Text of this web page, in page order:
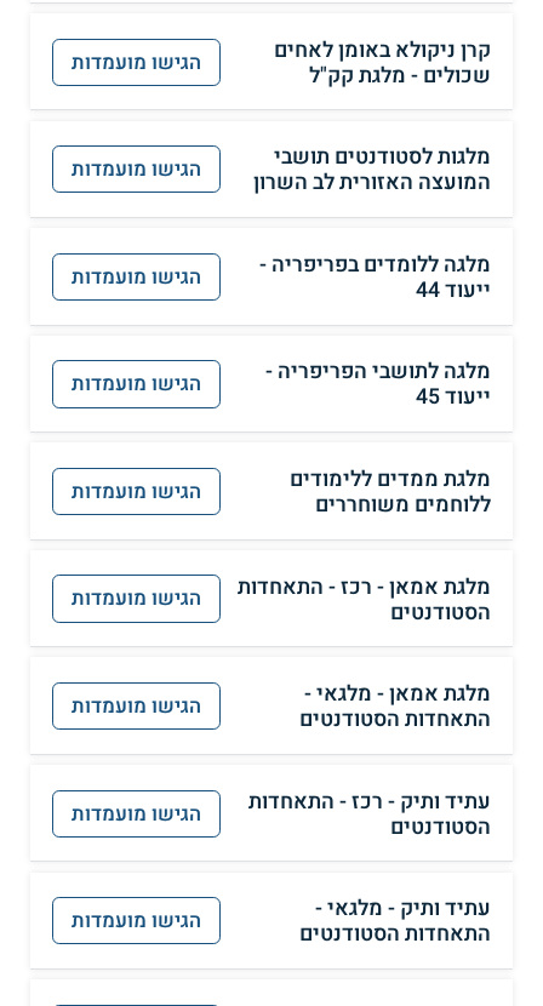
קרן ניקולא באומן לאחים
שכולים - מלגת קק"ל
הגישו מועמדות
מלגות לסטודנטים תושבי
המועצה האזורית לב השרון
הגישו מועמדות
מלגה ללומדים בפריפריה -
ייעוד 44
הגישו מועמדות
מלגה לתושבי הפריפריה -
ייעוד 45
הגישו מועמדות
מלגת ממדים ללימודים
ללוחמים משוחררים
הגישו מועמדות
מלגת אמאן - רכז - התאחדות
הסטודנטים
הגישו מועמדות
מלגת אמאן - מלגאי -
התאחדות הסטודנטים
הגישו מועמדות
עתיד ותיק - רכז - התאחדות
הסטודנטים
הגישו מועמדות
עתיד ותיק - מלגאי -
התאחדות הסטודנטים
הגישו מועמדות